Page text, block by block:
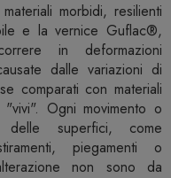
morbidi, resilienti
e la vernice Guflac®,
in deformazioni
dalle variazioni di
comparati con materiali
Ogni movimento o
superfici, come
piegamenti o
non sono da